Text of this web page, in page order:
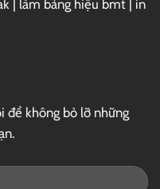
| làm bảng hiệu bmt | in
để không bỏ lỡ những